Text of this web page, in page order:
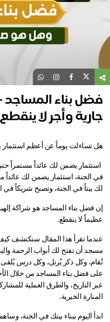
بناء المساجد
وأجر لا ينقطع
تساءلت يوماً عن أعظم استثمار
بيتاً في الجنة، وتصبح شريكاً في
لا ينقطع.
الخيرية.